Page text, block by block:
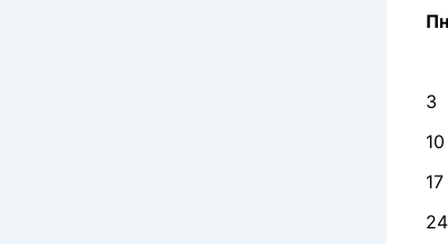
Пн
3
10
17
24